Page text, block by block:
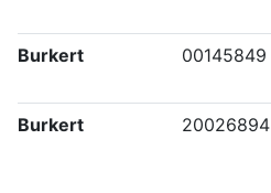
Burkert 00145849
Burkert 20026894